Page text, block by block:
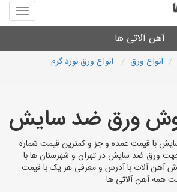
منوی
سایت
آلاتی
آهن آلاتی ها
لوله و اتصالات
سایر آهن آلات
انواع ورق
انواع ورق نورد گرم
ورق ضد سایش
با قیمت عمده و جز و کمترین قیمت شماره
ورق ضد سایش در تهران و شهرستان ها با
آهن آلات با آدرس و معرفی هر یک با قیمت
همه آهن آلاتی ها